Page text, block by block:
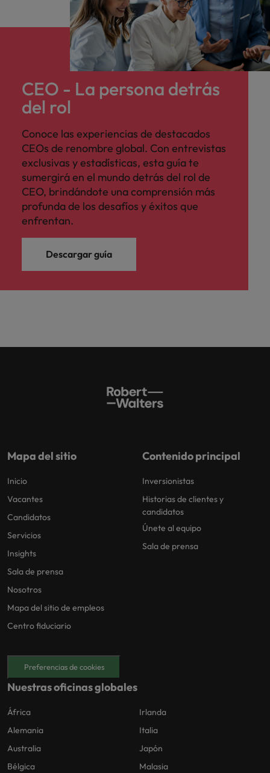
CEO - La persona detrás
del rol
Conoce las experiencias de destacados
CEOs de renombre global. Con entrevistas
exclusivas y estadísticas, esta guía te
sumergirá en el mundo detrás del rol de
CEO, brindándote una comprensión más
profunda de los desafíos y éxitos que
enfrentan.
Descargar guía
Mapa del sitio
Inicio
Vacantes
Candidatos
Servicios
Insights
Sala de prensa
Nosotros
Mapa del sitio de empleos
Centro fiduciario
Contenido principal
Inversionistas
Historias de clientes y
candidatos
Únete al equipo
Sala de prensa
Preferencias de cookies
Nuestras oficinas globales
África
Alemania
Australia
Bélgica
Irlanda
Italia
Japón
Malasia